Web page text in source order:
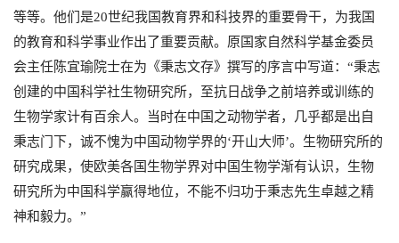
等等。他们是20世纪我国教育界和科技界的重要骨干，为我国
的教育和科学事业作出了重要贡献。原国家自然科学基金委员
会主任陈宜瑜院士在为《秉志文存》撰写的序言中写道：“秉志
创建的中国科学社生物研究所，至抗日战争之前培养或训练的
生物学家计有百余人。当时在中国之动物学者，几乎都是出自
秉志门下，诚不愧为中国动物学界的‘开山大师’。生物研究所的
研究成果，使欧美各国生物学界对中国生物学渐有认识，生物
研究所为中国科学赢得地位，不能不归功于秉志先生卓越之精
神和毅力。”